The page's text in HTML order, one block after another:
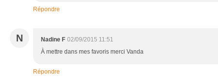
Répondre
N Nadine F 02/09/2015 11:51
À mettre dans mes favoris merci Vanda
Répondre